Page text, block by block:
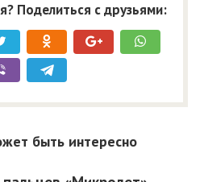
Поделиться с друзьями:
быть интересно